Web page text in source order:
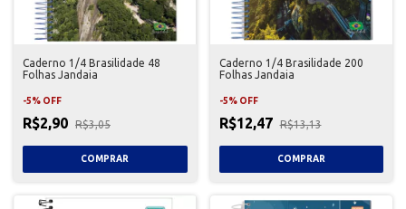
Caderno 1/4 Brasilidade 48
Folhas Jandaia
-5% OFF
R$2,90 R$3,05
Caderno 1/4 Brasilidade 200
Folhas Jandaia
-5% OFF
R$12,47 R$13,13